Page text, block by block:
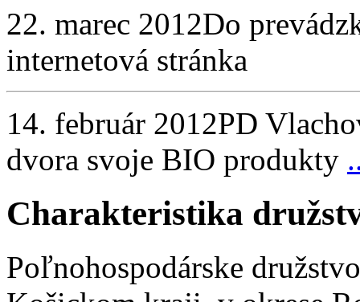
22. marec 2012Do
internetová stránka
14. február 2012PD
dvora svoje BIO produkty
Charakteristika
Poľnohospodárske